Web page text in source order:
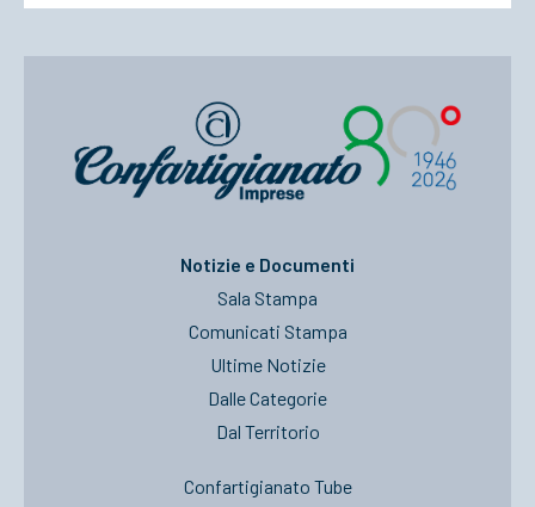
Notizie e Documenti
Sala Stampa
Comunicati Stampa
Ultime Notizie
Dalle Categorie
Dal Territorio
Confartigianato Tube